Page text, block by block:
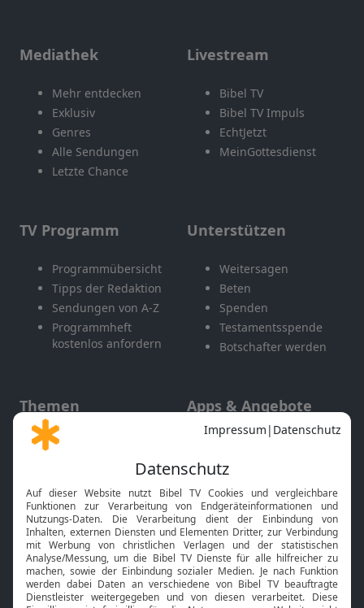
Mediathek
Mehr entdecken
Exklusiv
Genres
Alle Sendungen
Letzte Chance
Livestream
Bibel TV
Bibel TV Impuls
EchtJetzt
MeinGottesdienst
TV Programm
Programmübersicht
Tipps der Redaktion
Sendungen von A-Z
Programmheft
kostenlos anfordern
Unterstützen
Weitersagen
Beten
Spenden
Testamentsspende
Botschafter werden
Themen
Gott und Bibel erklärt
Neuigkeiten
Apps & Angebote
Mobile App
Smart TV
HbbTV
Bibelthek Online-Bibel
Nächster Gottesdienst